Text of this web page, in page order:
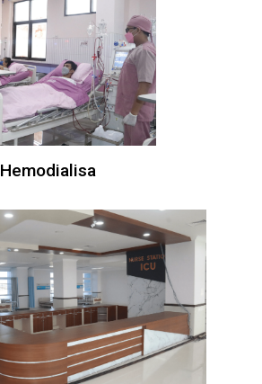
Hemodialisa